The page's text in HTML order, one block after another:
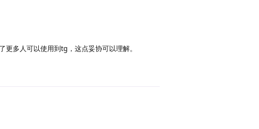
更多人可以使用到tg，这点妥协可以理解。